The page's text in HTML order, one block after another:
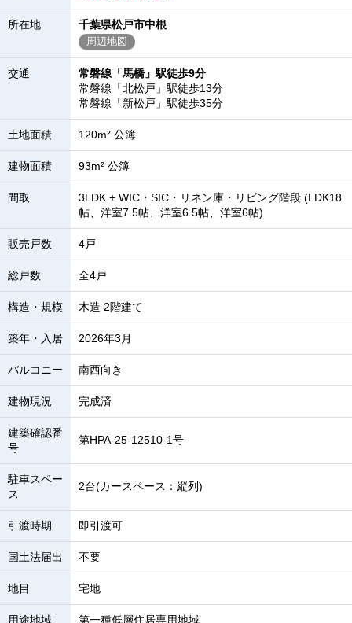
所在地 千葉県松戸市中根
周辺地図
交通
常磐線「馬橋」駅徒歩9分
常磐線「北松戸」駅徒歩13分
常磐線「新松戸」駅徒歩35分
土地面積 120m² 公簿
建物面積 93m² 公簿
間取
3LDK + WIC・SIC・リネン庫・リビング階段 (LDK18
帖、洋室7.5帖、洋室6.5帖、洋室6帖)
販売戸数 4戸
総戸数 全4戸
構造・規模 木造 2階建て
築年・入居 2026年3月
バルコニー 南西向き
建物現況 完成済
建築確認番
号
第HPA-25-12510-1号
駐車スペー
ス
2台(カースペース：縦列)
引渡時期 即引渡可
国土法届出 不要
地目 宅地
用途地域 第一種低層住居専用地域